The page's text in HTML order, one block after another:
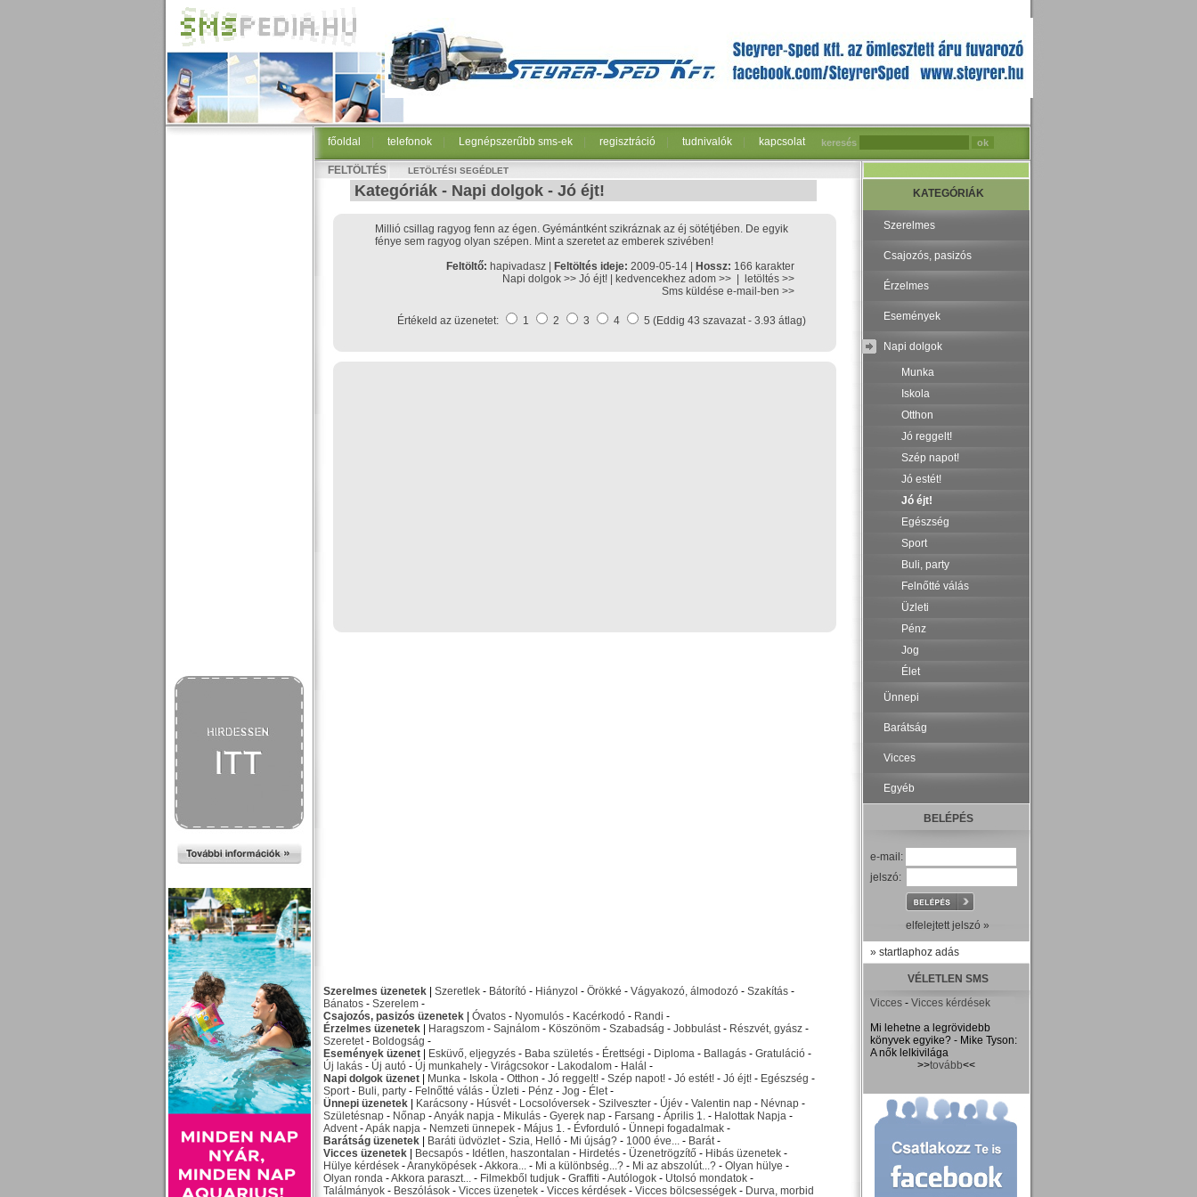
főoldal telefonok Legnépszerűbb sms-ek regisztráció tudnivalók kapcsolat keresés
FELTÖLTÉS LETÖLTÉSI SEGÉDLET
Kategóriák - Napi dolgok - Jó éjt!
Millió csillag ragyog fenn az égen. Gyémántként szikráznak az éj sötétjében. De egyik
fénye sem ragyog olyan szépen. Mint a szeretet az emberek szivében!
Feltöltő: hapivadasz | Feltöltés ideje: 2009-05-14 | Hossz: 166 karakter
Napi dolgok >> Jó éjt! kedvencekhez adom >>
letöltés >>
Sms küldése e-mail-ben >>
Értékeld az üzenetet: 1 2 3 4 5 (Eddig 43 szavazat - 3.93 átlag)
Szerelmes üzenetek Szeretlek - Bátorító - Hiányzol - Örökké - Vágyakozó, álmodozó - Szakítás -
Bánatos - Szerelem -
Csajozós, pasizós üzenetek
Óvatos - Nyomulós - Kacérkodó - Randi -
Érzelmes üzenetek
Haragszom - Sajnálom - Köszönöm - Szabadság - Jobbulást- Részvét, gyász -
Szeretet- Boldogság -
Események üzenet
Esküvő, eljegyzés - Baba születés - Érettségi - Diploma - Ballagás - Gratuláció -
Új lakás - Új autó - Új munkahely - Virágcsokor - Lakodalom - Halál -
Napi dolgok üzenet
Munka - Iskola - Otthon - Jó reggelt! - Szép napot! - Jó estét! - Jó éjt! - Egészség -
Sport- Buli, party - Felnőtté válás - Üzleti - Pénz - Jog - Élet-
Ünnepi üzenetek
Karácsony - Húsvét- Locsolóversek - Szilveszter - Újév - Valentin nap - Névnap -
Születésnap - Nőnap -Anyák napja - Mikulás - Gyerek nap - Farsang - Április 1. - Halottak Napja -
Advent-Apák napja - Nemzeti ünnepek - Május 1. - Évforduló - Ünnepi fogadalmak -
Barátság üzenetek
Baráti üdvözlet- Szia, Helló - Mi újság? - 1000 éve... - Barát-
Vicces üzenetek
Becsapós - Idétlen, haszontalan - Hirdetés - Üzenetrögzítő - Hibás üzenetek -
Hülye kérdések -Aranyköpések -Akkora... - Mi a különbség...? - Mi az abszolút...? - Olyan hülye -
Olyan ronda -Akkora paraszt... - Filmekből tudjuk - Graffiti -Autólogok - Utolsó mondatok -
Találmányok - Beszólások - Vicces üzenetek - Vicces kérdések - Vicces bölcsességek - Durva, morbid
KATEGÓRIÁK
Szerelmes
Csajozós, pasizós
Érzelmes
Események
Napi dolgok
Munka
Iskola
Otthon
Jó reggelt!
Szép napot!
Jó estét!
Jó éjt!
Egészség
Sport
Buli, party
Felnőtté válás
Üzleti
Pénz
Jog
Élet
Ünnepi
Barátság
Vicces
Egyéb
BELÉPÉS
e-mail:
jelszó:
elfelejtett jelszó »
» startlaphoz adás
VÉLETLEN SMS
Vicces - Vicces kérdések
Mi lehetne a legrövidebb
könyvek egyike? - Mike Tyson:
A nők lelkivilága
>>tovább<<